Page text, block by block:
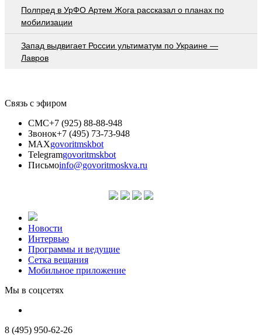
Полпред в УрФО Артем Жога рассказал о планах по
мобилизации
Запад выдвигает России ультиматум по Украине —
Лавров
Связь с эфиром
СМС+7 (925) 88-88-948
Звонок+7 (495) 73-73-948
MAXgovoritmskbot
Telegramgovoritmskbot
Письмоinfo@govoritmoskva.ru
Новости
Интервью
Программы и ведущие
Сетка вещания
Мобильное приложение
Мы в соцсетях
8 (495) 950-62-26